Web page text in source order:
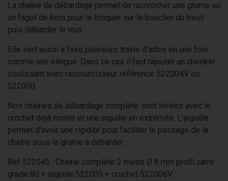
La chaîne de débardage permet de raccrocher une grume ou
un fagot de bois pour le bloquer sur le bouclier du treuil
puis débarder le tout.
Elle sert aussi à faire plusieurs traîne d'arbre en une fois
comme une élingue. Dans ce cas il faut rajouter un chooker
coulissant avec raccourcisseur référence 522004V ou
522050.
Nos chaînes de débardage complète sont livrées avec le
crochet déjà monté et une aiguille en extrémité. L'aiguille
permet d'avoir une rigidité pour faciliter le passage de la
chaîne sous la grume à débarder.
Réf 522045 : Chaîne complète 2 métre Ø 8 mm profil carré
grade 80 + aiguille 522009 + crochet 522006V.